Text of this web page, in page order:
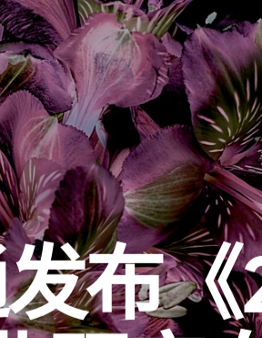
布《